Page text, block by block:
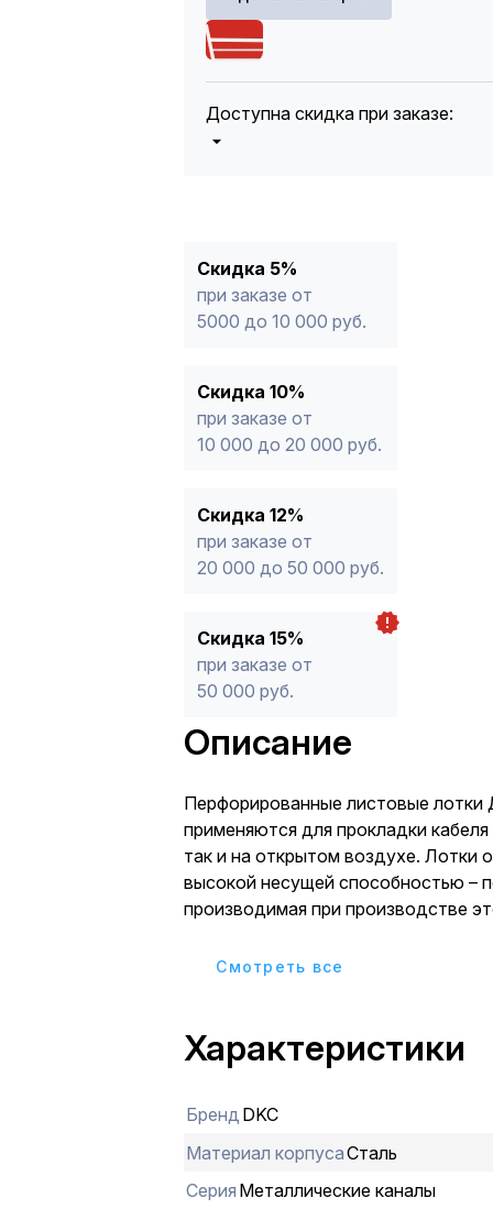
Доступна скидка при заказе:
* -Для заказов, состоящих
продукции, максимальная скидка
Скидка 5%
при заказе от
5000 до 10 000 руб.
Скидка 10%
при заказе от
10 000 до 20 000 руб.
Скидка 12%
при заказе от
20 000 до 50 000 руб.
Скидка 15%
при заказе от
50 000 руб.
Описание
Перфорированные листовые лотки
применяются для прокладки
так и на открытом воздухе. Лотки
высокой несущей способностью –
производимая при производстве
увеличивает несущую
диаметром 11 мм, 17 мм, 21 мм.
влагозащиты перфорированных
Метод соединения "мама-папа"
системы, существенно сокращает
листовых лотков ДКС
Cмотреть все
Характеристики
Бренд DKC
Материал корпусаСталь
Серия Металлические каналы